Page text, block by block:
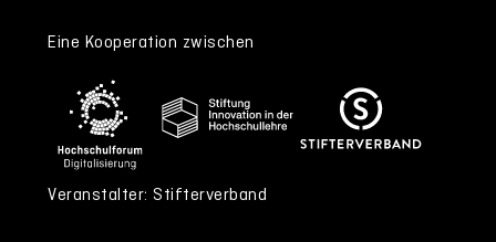
Eine Kooperation zwischen
Veranstalter: Stifterverband